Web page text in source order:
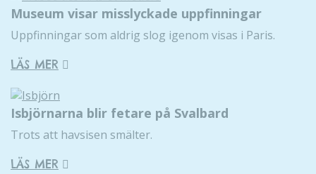
Museum visar misslyckade uppfinningar
Uppfinningar som aldrig slog igenom visas i Paris.
LÄS MER
Isbjörnarna blir fetare på Svalbard
Trots att havsisen smälter.
LÄS MER